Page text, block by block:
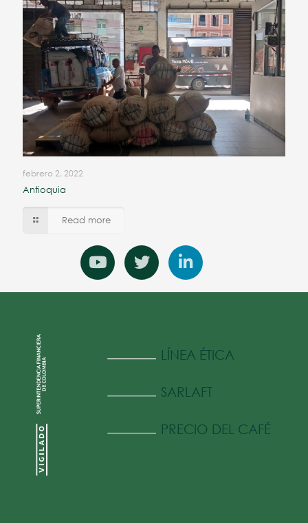
febrero 2, 2022
Antioquia
Read more
LÍNEA ÉTICA
SARLAFT
PRECIO DEL CAFÉ